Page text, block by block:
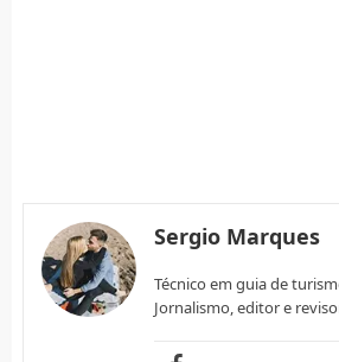
Sergio Marques
Técnico em guia de
Jornalismo, editor e